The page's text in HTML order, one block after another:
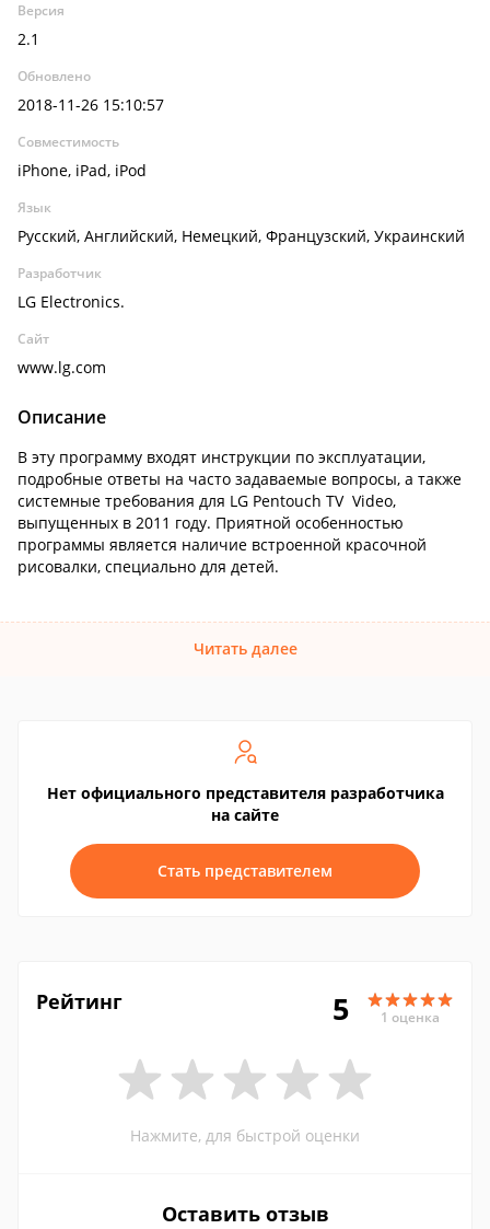
Версия
2.1
Обновлено
2018-11-26 15:10:57
Совместимость
iPhone, iPad, iPod
Язык
Русский, Английский, Немецкий, Французский, Украинский
Разработчик
LG Electronics.
Сайт
www.lg.com
Описание
В эту программу входят инструкции по эксплуатации,
подробные ответы на часто задаваемые вопросы, а также
системные требования для LG Pentouch TV Video,
выпущенных в 2011 году. Приятной особенностью
программы является наличие встроенной красочной
рисовалки, специально для детей.
Читать далее
Нет официального представителя разработчика
на сайте
Стать представителем
Рейтинг 5 1 оценка
Нажмите, для быстрой оценки
Оставить отзыв